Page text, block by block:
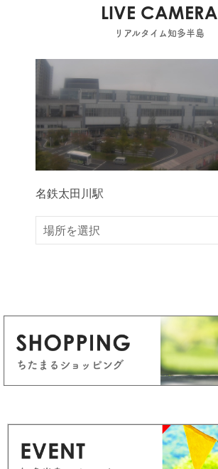
LIVE CAMERA
リアルタイム知多半島
名鉄太田川駅